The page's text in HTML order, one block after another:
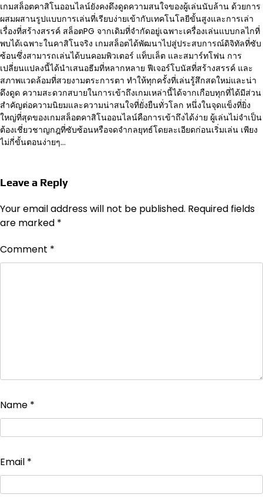
เกมสล็อตคาสิโนออนไลน์ยังคงดึงดูดความสนใจของผู้เล่นนับล้าน ด้วยการ
ผสมผสานรูปแบบการเล่นที่เรียบง่ายเข้ากับเทคโนโลยีขั้นสูงและการเล่า
เรื่องที่สร้างสรรค์ สล็อตPG จากเดิมที่จำกัดอยู่เฉพาะเครื่องเล่นแบบกลไกที่
พบได้เฉพาะในคาสิโนจริง เกมสล็อตได้พัฒนาไปสู่ประสบการณ์ดิจิทัลที่ซับ
ซ้อนซึ่งสามารถเล่นได้บนคอมพิวเตอร์ แท็บเล็ต และสมาร์ทโฟน การ
เปลี่ยนแปลงนี้ได้นำเสนอธีมที่หลากหลาย ฟีเจอร์โบนัสที่สร้างสรรค์ และ
สภาพแวดล้อมที่สวยงามตระการตา ทำให้ทุกครั้งที่เล่นรู้สึกสดใหม่และน่า
ดึงดูด ความสะดวกสบายในการเข้าถึงเกมเหล่านี้ได้จากเกือบทุกที่ได้มีส่วน
สำคัญต่อความนิยมและความน่าสนใจที่ยั่งยืนทั่วโลก หนึ่งในจุดแข็งที่ยิ่ง
ใหญ่ที่สุดของเกมสล็อตคาสิโนออนไลน์คือการเข้าถึงได้ง่าย ผู้เล่นไม่จำเป็น
ต้องเชี่ยวชาญกฎที่ซับซ้อนหรือจดจำกลยุทธ์โดยละเอียดก่อนเริ่มเล่น เพียง
ไม่กี่ขั้นตอนง่ายๆ…
Leave a Reply
Your email address will not be published. Required fields
are marked *
Comment *
Name *
Email *